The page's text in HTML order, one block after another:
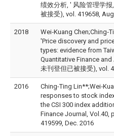
绩效分析, ' 风险管理学
被接受), vol. 419658,
2018
Wei‑Kuang
'Price discovery and
types: evidence from
Quantitative Finance
未刊登但已被接受), vol.
2016
Ching-Ting
responses to stock
the CSI 300 index
Finance Journal, Vol.40,
419599, Dec. 2016